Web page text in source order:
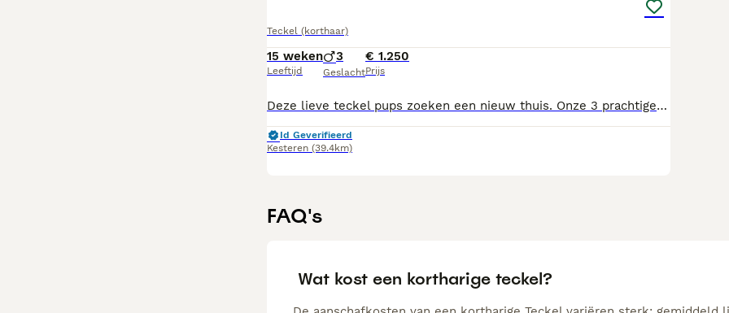
Teckel (korthaar)
15 weken
Leeftijd
3
Geslacht
€ 1.250
Prijs
Deze lieve teckel pups zoeken een nieuw thuis. Onze 3 prachtige teckel pups van 10 weken oud zijn op zoek naar een liefdevol thuis. De pups zijn opgegroeid in huiselijke kring, gesocialiseerd met andere honden en kinderen ✅ Geboren op: 23-4-2026 ✅ Geslacht: Reu ✅ Ontwormd: ja ✅ Gevaccineerd: ja ✅ Gechipt: ja ✅ Europees dierenpaspoort: ja ✅ Moederhond aanwezig De pups zijn speels, aanhankelijk en gezond. We zoeken een baasje waar ze welkom zijn. Bij de pups krijgt u: paspoort, zak puppy brok en een honden speeltje mee. Heeft u interesse neem dan contact met ons op.
Id Geverifieerd
Kesteren (39.4km)
FAQ's
Wat kost een kortharige teckel?